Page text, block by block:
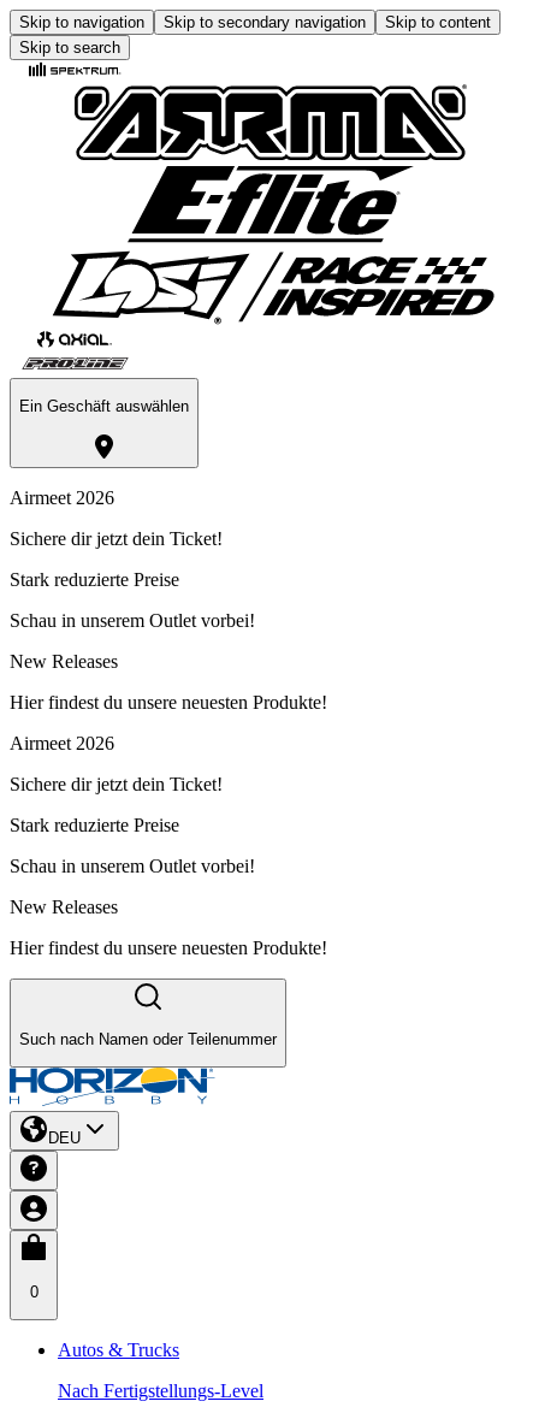
Skip to navigation Skip to secondary navigation
Skip to content
Skip to search
Ein Geschäft auswählen
Airmeet 2026
Sichere dir jetzt dein Ticket!
Stark reduzierte Preise
Schau in unserem Outlet vorbei!
New Releases
Hier findest du unsere neuesten Produkte!
Airmeet 2026
Sichere dir jetzt dein Ticket!
Stark reduzierte Preise
Schau in unserem Outlet vorbei!
New Releases
Hier findest du unsere neuesten Produkte!
Such nach Namen oder Teilenummer
DEU
0
Autos & Trucks
Nach Fertigstellungs-Level